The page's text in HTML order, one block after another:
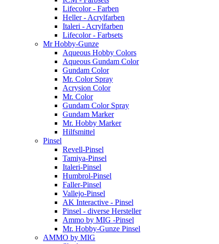
Lifecolor - Farben
Heller - Acrylfarben
Italeri - Acrylfarben
Lifecolor - Farbsets
Mr Hobby-Gunze
Aqueous Hobby Colors
Aqueous Gundam Color
Gundam Color
Mr. Color Spray
Acrysion Color
Mr. Color
Gundam Color Spray
Gundam Marker
Mr. Hobby Marker
Hilfsmittel
Pinsel
Revell-Pinsel
Tamiya-Pinsel
Italeri-Pinsel
Humbrol-Pinsel
Faller-Pinsel
Vallejo-Pinsel
AK Interactive - Pinsel
Pinsel - diverse Hersteller
Ammo by MIG -Pinsel
Mr. Hobby-Gunze Pinsel
AMMO by MIG